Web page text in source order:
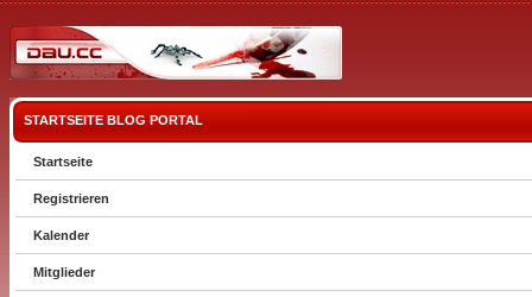
STARTSEITE BLOG PORTAL
Startseite
Registrieren
Kalender
Mitglieder